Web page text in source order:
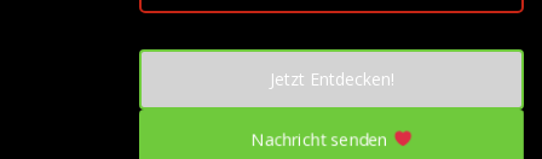
Jetzt Entdecken!
Nachricht senden